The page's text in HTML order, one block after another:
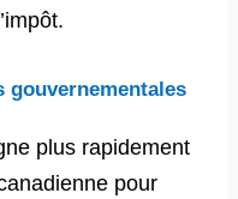
gouvernementales
plus rapidement
pour